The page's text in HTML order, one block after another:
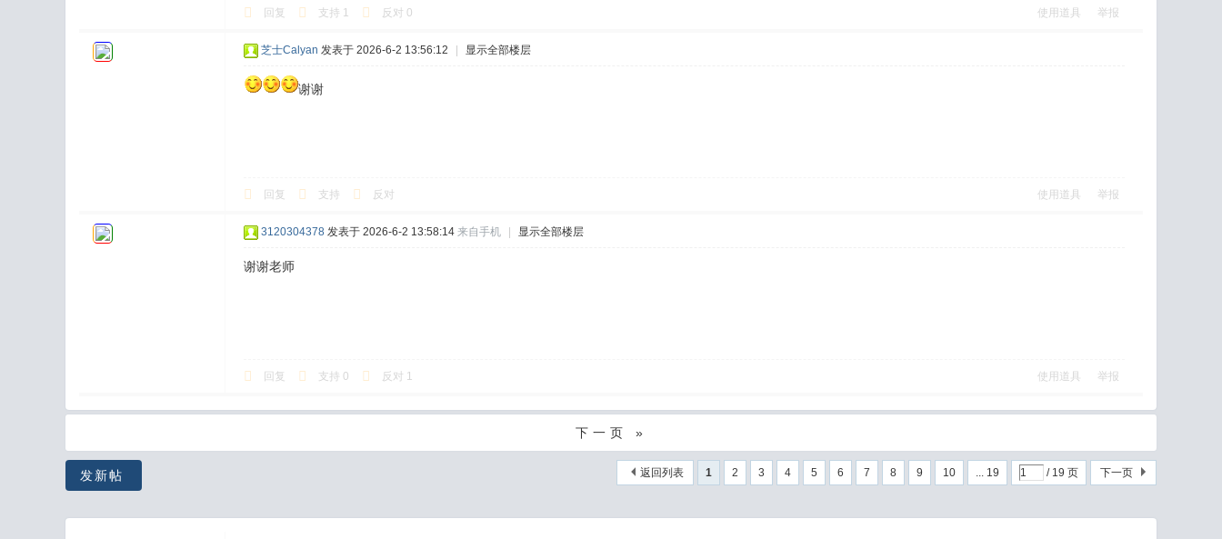
回复 支持 1 反对 0 使用道具 举报
芝士Calyan 发表于 2026-6-2 13:56:12 显示全部楼层
谢谢
回复 支持 反对 使用道具 举报
3120304378 发表于 2026-6-2 13:58:14 来自手机 显示全部楼层
谢谢老师
回复 支持 0 反对 1 使用道具 举报
下一页 »
1 2 3 4 5 6 7 8 9 10 ... 19 / 19 页 下一页
返回列表
发新帖